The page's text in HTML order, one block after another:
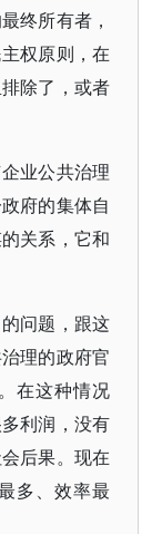
终所有者，
权原则，在
除了，或者
业公共治理
府的集体自
关系，它和
问题，跟这
理的政府官
在这种情况
利润，没有
后果。现在
多、效率最